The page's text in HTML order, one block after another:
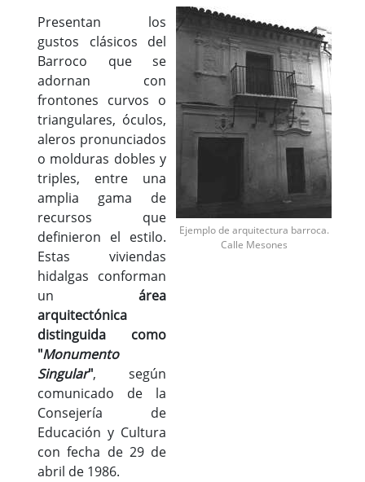
Presentan los
gustos clásicos del
Barroco que se
adornan con
frontones curvos o
triangulares, óculos,
aleros pronunciados
o molduras dobles y
triples, entre una
amplia gama de
recursos que
definieron el estilo.
Estas viviendas
hidalgas conforman
un área
arquitectónica
distinguida como
"Monumento
Singular", según
comunicado de la
Consejería de
Educación y Cultura
con fecha de 29 de
abril de 1986.
Ejemplo de arquitectura barroca.
Calle Mesones